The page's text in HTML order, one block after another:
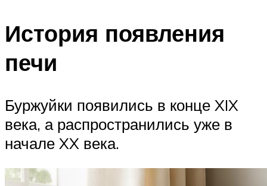
История появления
печи
Буржуйки появились в конце XIX
века, а распространились уже в
начале XX века.